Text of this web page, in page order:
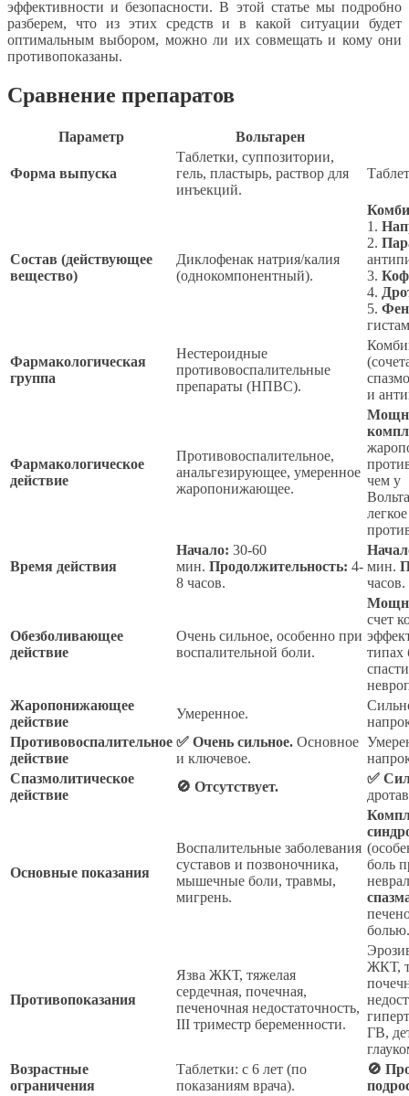
эффективности и безопасности. В этой статье мы подробно
разберем, что из этих средств и в какой ситуации будет
оптимальным выбором, можно ли их совмещать и кому они
противопоказаны.
Сравнение препаратов
Параметр Вольтарен
Форма выпуска
Таблетки, суппозитории,
гель, пластырь, раствор для
инъекций.
Состав (действующее
вещество)
Диклофенак натрия/калия
(однокомпонентный).
1.
2.
3.
4.
5.
Фармакологическая
группа
Нестероидные
противовоспалительные
препараты (НПВС).
и
Фармакологическое
действие
Противовоспалительное,
анальгезирующее, умеренное
жаропонижающее.
чем у
Время действия
Начало: 30-60
мин. Продолжительность: 4-
8 часов.
мин.
часов.
Обезболивающее
действие
Очень сильное, особенно при
воспалительной боли.
счет
типах
Жаропонижающее
действие
Умеренное.
Противовоспалительное
действие
✅ Очень сильное. Основное
и ключевое.
Спазмолитическое
действие
🚫 Отсутствует.
✅
Основные показания
Воспалительные заболевания
суставов и позвоночника,
мышечные боли, травмы,
мигрень.
боль
болью.
Противопоказания
Язва ЖКТ, тяжелая
сердечная, почечная,
печеночная недостаточность,
III триместр беременности.
ЖКТ,
ГВ,
Возрастные
ограничения
Таблетки: с 6 лет (по
показаниям врача).
🚫